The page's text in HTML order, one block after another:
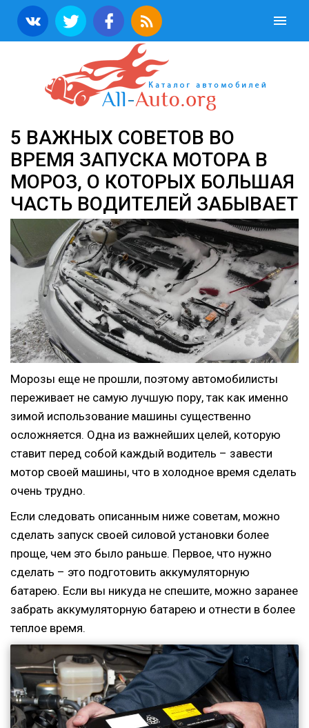
5 ВАЖНЫХ СОВЕТОВ ВО
ВРЕМЯ ЗАПУСКА МОТОРА В
МОРОЗ, О КОТОРЫХ БОЛЬШАЯ
ЧАСТЬ ВОДИТЕЛЕЙ ЗАБЫВАЕТ
Морозы еще не прошли, поэтому автомобилисты
переживает не самую лучшую пору, так как именно
зимой использование машины существенно
осложняется. Одна из важнейших целей, которую
ставит перед собой каждый водитель – завести
мотор своей машины, что в холодное время сделать
очень трудно.
Если следовать описанным ниже советам, можно
сделать запуск своей силовой установки более
проще, чем это было раньше. Первое, что нужно
сделать – это подготовить аккумуляторную
батарею. Если вы никуда не спешите, можно заранее
забрать аккумуляторную батарею и отнести в более
теплое время.